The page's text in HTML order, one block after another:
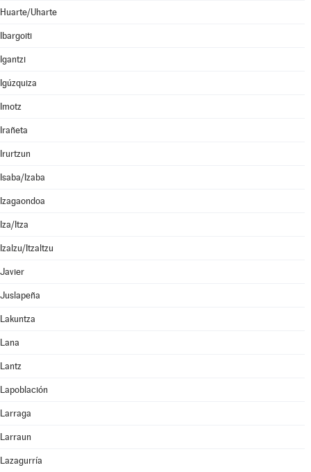
Huarte/Uharte
Ibargoiti
Igantzi
Igúzquiza
Imotz
Irañeta
Irurtzun
Isaba/Izaba
Izagaondoa
Iza/Itza
Izalzu/Itzaltzu
Javier
Juslapeña
Lakuntza
Lana
Lantz
Lapoblación
Larraga
Larraun
Lazagurría